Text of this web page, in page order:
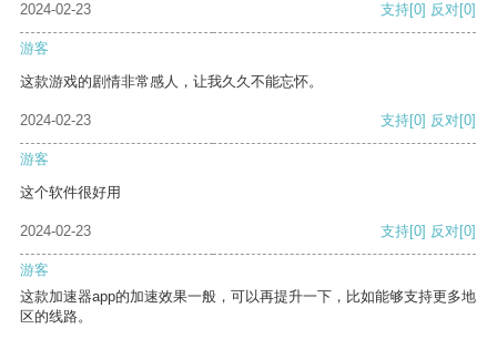
2024-02-23 支持[0] 反对[0]
游客
这款游戏的剧情非常感人，让我久久不能忘怀。
2024-02-23 支持[0] 反对[0]
游客
这个软件很好用
2024-02-23 支持[0] 反对[0]
游客
这款加速器app的加速效果一般，可以再提升一下，比如能够支持更多地
区的线路。